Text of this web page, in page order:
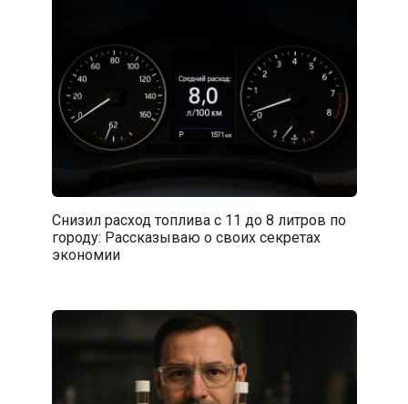
Снизил расход топлива с 11 до 8 литров по
городу: Рассказываю о своих секретах
экономии